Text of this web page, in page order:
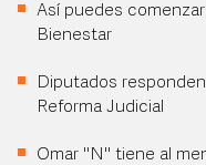
Así puedes
Bienestar
Diputados
Reforma Judicial
Omar "N" tiene al